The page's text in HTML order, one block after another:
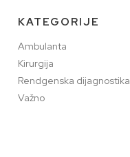
KATEGORIJE
Ambulanta
Kirurgija
Rendgenska dijagnostika
Važno